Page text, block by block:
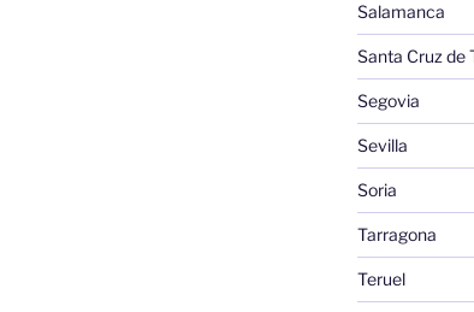
Salamanca
Santa Cruz de
Segovia
Sevilla
Soria
Tarragona
Teruel